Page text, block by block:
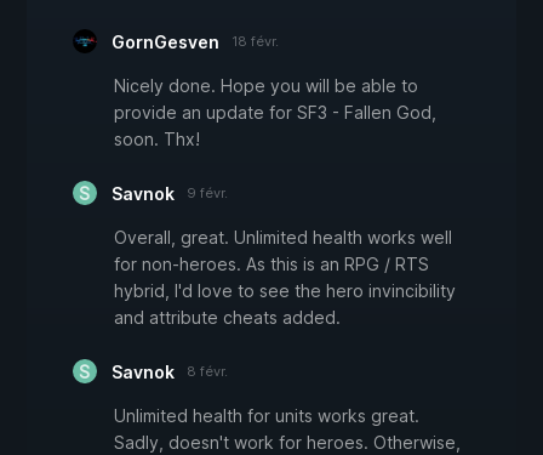
GornGesven 18 févr.
Nicely done. Hope you will be able to
provide an update for SF3 - Fallen God,
soon. Thx!
Savnok 9 févr.
Overall, great. Unlimited health works well
for non-heroes. As this is an RPG / RTS
hybrid, I'd love to see the hero invincibility
and attribute cheats added.
Savnok 8 févr.
Unlimited health for units works great.
Sadly, doesn't work for heroes. Otherwise,